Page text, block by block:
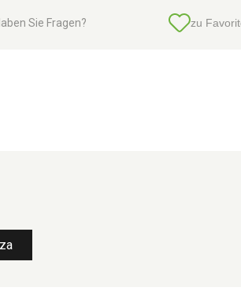
Sie Fragen? zu